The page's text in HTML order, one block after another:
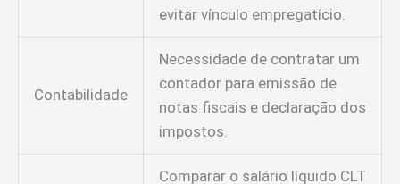
evitar vínculo empregatício.
Contabilidade
Necessidade de contratar um
contador para emissão de
notas fiscais e declaração dos
impostos.
Comparar o salário líquido CLT